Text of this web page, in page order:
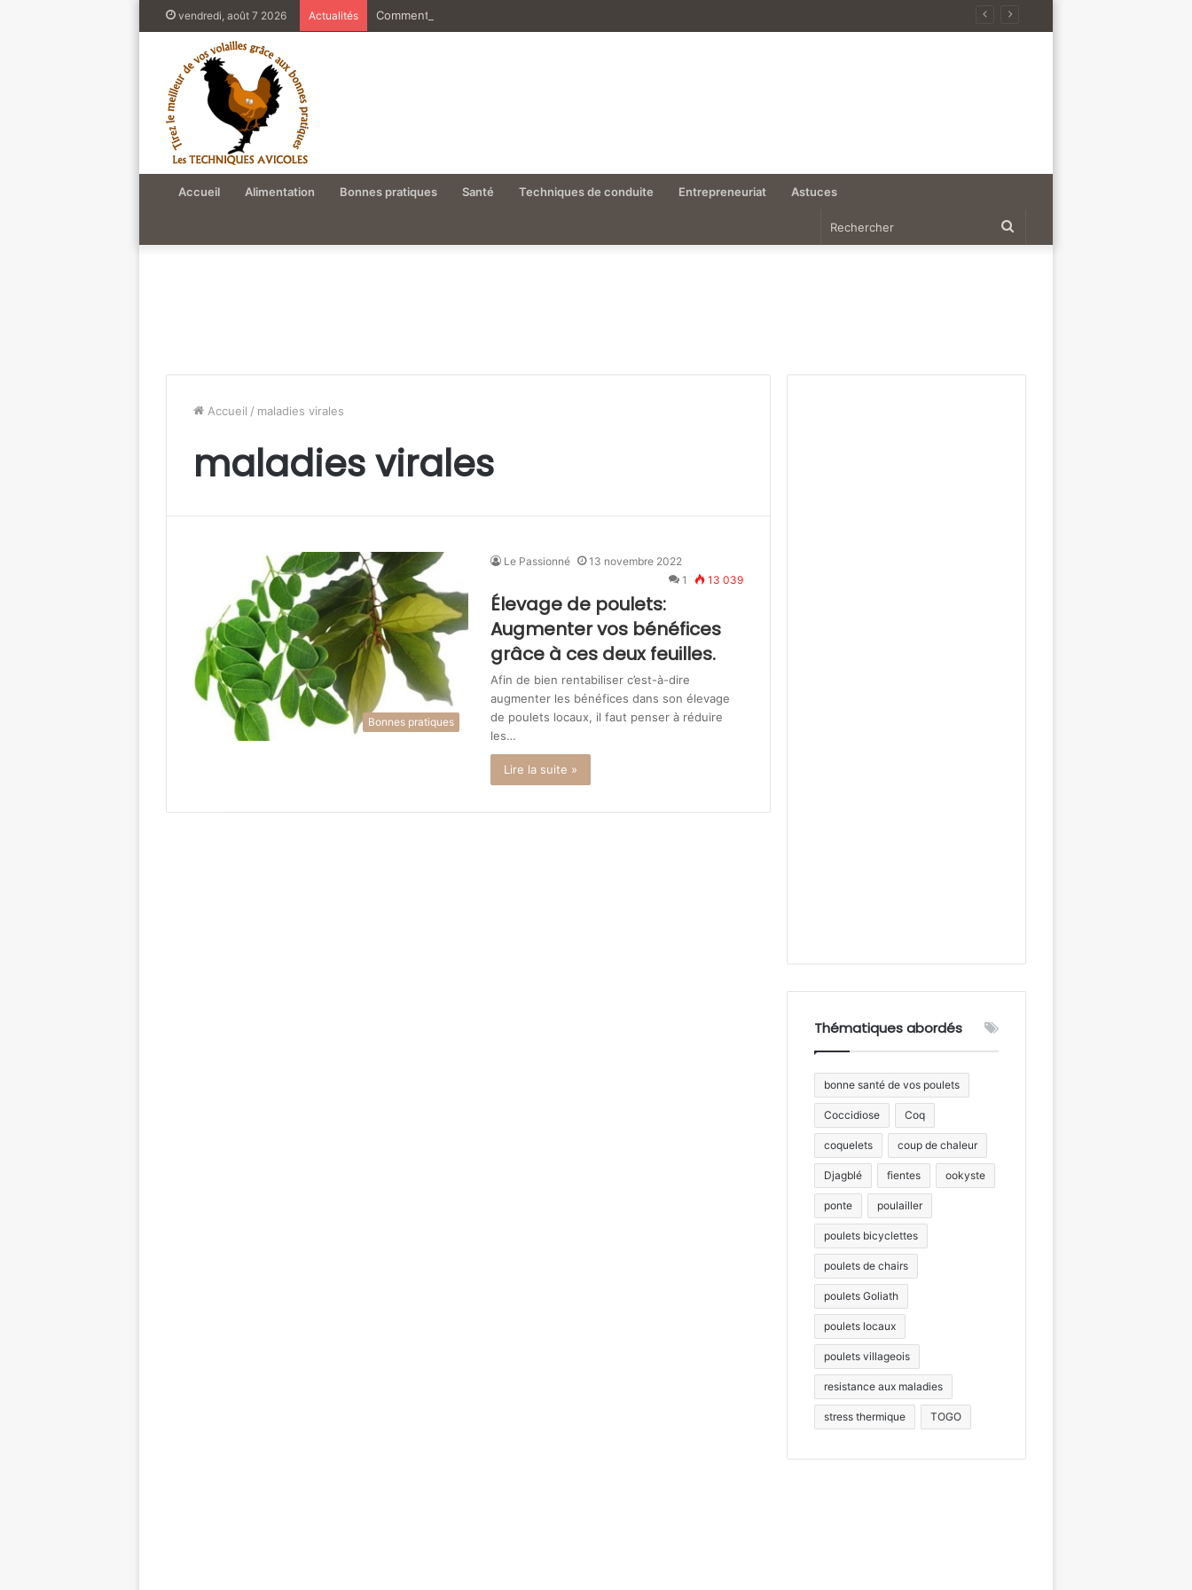
vendredi, août 7 2026 Actualités Comment empêcher les poules de boire ou casser leurs œufs
Accueil Alimentation Bonnes pratiques Santé Techniques de conduite Entrepreneuriat Astuces
Accueil / maladies virales
maladies virales
Bonnes pratiques
Le Passionné
13 novembre 2022
1
13 039
Élevage de poulets:
Augmenter vos bénéfices
grâce à ces deux feuilles.
Afin de bien rentabiliser c’est-à-dire
augmenter les bénéfices dans son élevage
de poulets locaux, il faut penser à réduire
les…
Lire la suite »
Thématiques abordés
bonne santé de vos poulets
Coccidiose Coq
coquelets coup de chaleur
Djagblé fientes ookyste
ponte poulailler
poulets bicyclettes
poulets de chairs
poulets Goliath
poulets locaux
poulets villageois
resistance aux maladies
stress thermique TOGO